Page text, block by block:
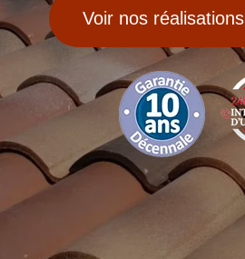
Voir nos réalisations